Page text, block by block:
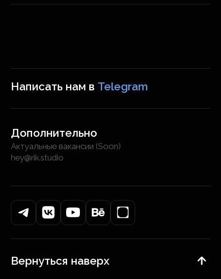
Написать нам в Telegram
Дополнительно
Актуальные вакансии (Soon)
hey@rik.studio
Вернуться наверх